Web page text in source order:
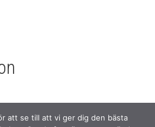
att se till att vi ger dig den bästa